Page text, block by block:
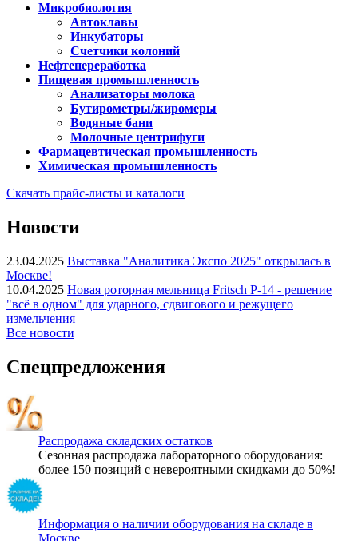
Микробиология
Автоклавы
Инкубаторы
Счетчики колоний
Нефтепереработка
Пищевая промышленность
Анализаторы молока
Бутирометры/жиромеры
Водяные бани
Молочные центрифуги
Фармацевтическая промышленность
Химическая промышленность
Скачать прайс-листы и каталоги
Новости
23.04.2025 Выставка "Аналитика Экспо 2025" открылась в
Москве!
10.04.2025 Новая роторная мельница Fritsch P-14 - решение
"всё в одном" для ударного, сдвигового и режущего
измельчения
Все новости
Спецпредложения
Распродажа складских остатков
Сезонная распродажа лабораторного оборудования:
более 150 позиций с невероятными скидками до 50%!
Информация о наличии оборудования на складе в
Москве